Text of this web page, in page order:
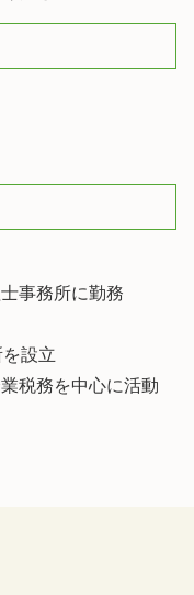
事務所に勤務
設立
税務を中心に活動